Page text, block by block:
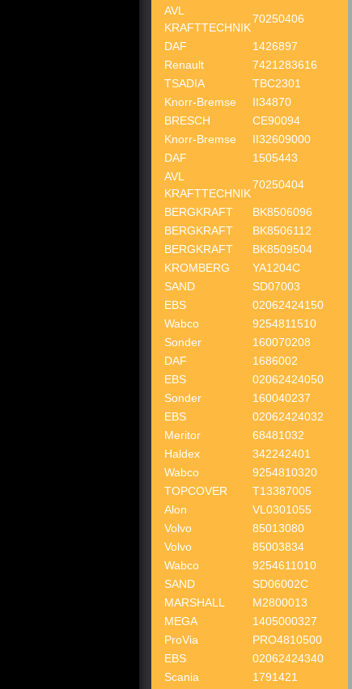
AVL
KRAFTTECHNIK
70250406
DAF
1426897
Renault
7421283616
TSADIA
TBC2301
Knorr-Bremse
II34870
BRESCH
CE90094
Knorr-Bremse
II32609000
DAF
1505443
AVL
KRAFTTECHNIK
70250404
BERGKRAFT
BK8506096
BERGKRAFT
BK8506112
BERGKRAFT
BK8509504
KROMBERG
YA1204C
SAND
SD07003
EBS
02062424150
Wabco
9254811510
Sonder
160070208
DAF
1686002
EBS
02062424050
Sonder
160040237
EBS
02062424032
Meritor
68481032
Haldex
342242401
Wabco
9254810320
TOPCOVER
T13387005
Alon
VL0301055
Volvo
85013080
Volvo
85003834
Wabco
9254611010
SAND
SD06002C
MARSHALL
M2800013
MEGA
1405000327
ProVia
PRO4810500
EBS
02062424340
Scania
1791421